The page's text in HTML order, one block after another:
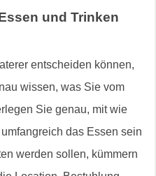
und Trinken
entscheiden können,
wissen, was Sie vom
Sie genau, mit wie
das Essen sein
werden sollen, kümmern